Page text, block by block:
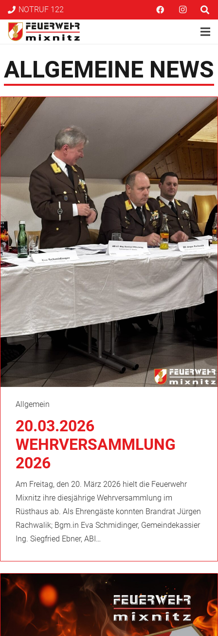
NOTRUF 122
ALLGEMEINE NEWS
Allgemein
20.03.2026
WEHRVERSAMMLUNG
2026
Am Freitag, den 20. März 2026 hielt die Feuerwehr
Mixnitz ihre diesjährige Wehrversammlung im
Rüsthaus ab. Als Ehrengäste konnten Brandrat Jürgen
Rachwalik; Bgm.in Eva Schmidinger, Gemeindekassier
Ing. Siegfried Ebner, ABI…